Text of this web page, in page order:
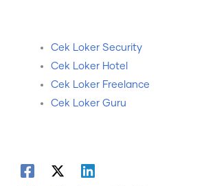
Cek Loker Security
Cek Loker Hotel
Cek Loker Freelance
Cek Loker Guru